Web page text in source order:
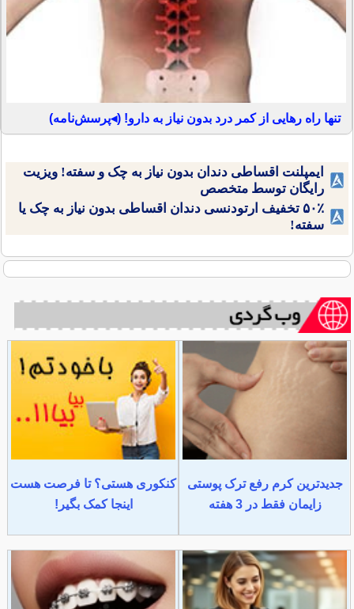
تنها راه رهایی از کمر درد بدون نیاز به دارو! (◂پرسش‌نامه)
ایمپلنت اقساطی دندان بدون نیاز به چک و سفته! ویزیت
رایگان توسط متخصص
۵۰٪ تخفیف ارتودنسی دندان اقساطی بدون نیاز به چک یا
سفته!
جدیدترین کرم رفع ترک پوستی
زایمان فقط در 3 هفته
کنکوری هستی؟ تا فرصت هست
اینجا کمک بگیر!